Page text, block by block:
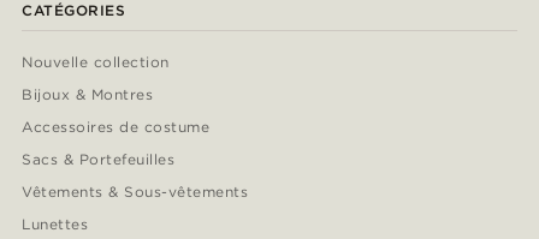
CATÉGORIES
Nouvelle collection
Bijoux & Montres
Accessoires de costume
Sacs & Portefeuilles
Vêtements & Sous-vêtements
Lunettes